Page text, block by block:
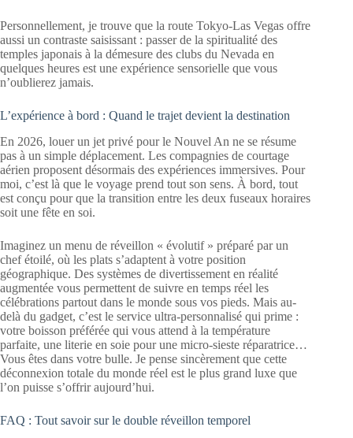
Personnellement, je trouve que la route Tokyo-Las Vegas offre
aussi un contraste saisissant : passer de la spiritualité des
temples japonais à la démesure des clubs du Nevada en
quelques heures est une expérience sensorielle que vous
n’oublierez jamais.
L’expérience à bord : Quand le trajet devient la destination
En 2026, louer un jet privé pour le Nouvel An ne se résume
pas à un simple déplacement. Les compagnies de courtage
aérien proposent désormais des expériences immersives. Pour
moi, c’est là que le voyage prend tout son sens. À bord, tout
est conçu pour que la transition entre les deux fuseaux horaires
soit une fête en soi.
Imaginez un menu de réveillon « évolutif » préparé par un
chef étoilé, où les plats s’adaptent à votre position
géographique. Des systèmes de divertissement en réalité
augmentée vous permettent de suivre en temps réel les
célébrations partout dans le monde sous vos pieds. Mais au-
delà du gadget, c’est le service ultra-personnalisé qui prime :
votre boisson préférée qui vous attend à la température
parfaite, une literie en soie pour une micro-sieste réparatrice…
Vous êtes dans votre bulle. Je pense sincèrement que cette
déconnexion totale du monde réel est le plus grand luxe que
l’on puisse s’offrir aujourd’hui.
FAQ : Tout savoir sur le double réveillon temporel